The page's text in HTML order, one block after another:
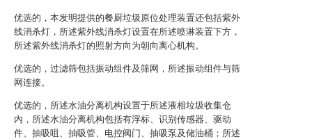
优选的，本发明提供的餐厨垃圾原位处理装置还包括紫外
线消杀灯，所述紫外线消杀灯设置在所述喷淋装置下方，
所述紫外线消杀灯的照射方向为朝向离心机构。
优选的，过滤筛包括振动组件及筛网，所述振动组件与筛
网连接。
优选的，所述水油分离机构设置于所述液相垃圾收集仓
内，所述水油分离机构包括有浮标、识别传感器、驱动
件、抽吸咀、抽吸管、电控阀门、抽吸泵及储油桶；所述